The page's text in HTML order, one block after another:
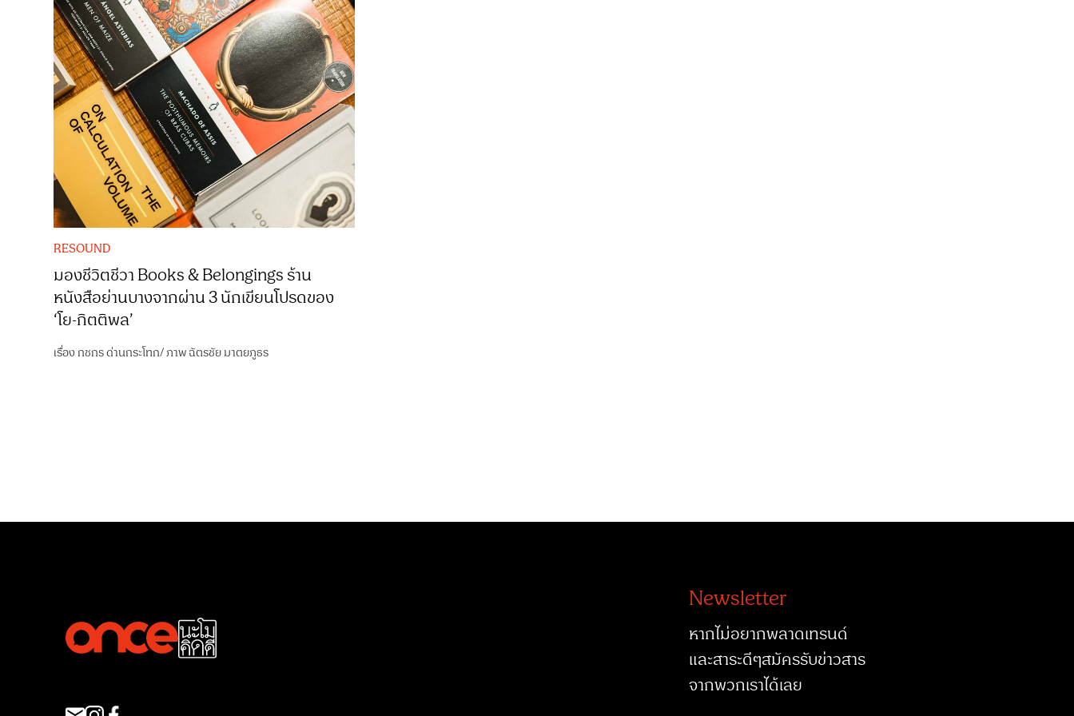
RESOUND
มองชีวิตชีวา Books & Belongings ร้าน
หนังสือย่านบางจากผ่าน 3 นักเขียนโปรดของ
‘โย-กิตติพล’
เรื่อง กชกร ด่านกระโทก/ภาพฉัตรชัย มาตยภูธร
Newsletter
หากไม่อยากพลาดเทรนด์
และสาระดีๆสมัครรับข่าวสาร
จากพวกเราได้เลย